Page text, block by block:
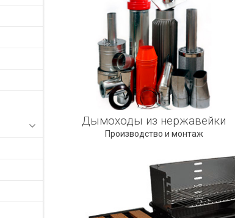
Дымоходы из нержавейки
Производство и монтаж